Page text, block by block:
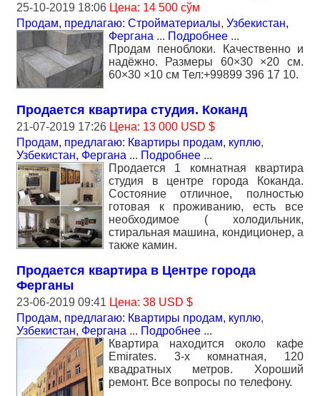
25-10-2019 18:06 Цена: 14 500 сўм
Продам, предлагаю: Стройматериалы, Узбекистан,
Фергана ... Подробнее ...
Продам пеноблоки. Качественно и
надёжно. Размеры 60×30 ×20 см.
60×30 ×10 см Тел:+99899 396 17 10.
Продается квартира студия. Коканд
21-07-2019 17:26 Цена: 13 000 USD $
Продам, предлагаю: Квартиры продам, куплю,
Узбекистан, Фергана ... Подробнее ...
Продается 1 комнатная квартира
студия в центре города Коканда.
Состояние отличное, полностью
готовая к проживанию, есть все
необходимое ( холодильник,
стиральная машина, кондиционер, а
также камин.
Продается квартира в Центре города
Ферганы
23-06-2019 09:41 Цена: 38 USD $
Продам, предлагаю: Квартиры продам, куплю,
Узбекистан, Фергана ... Подробнее ...
Квартира находится около кафе
Emirates. 3-х комнатная, 120
квадратных метров. Хороший
ремонт. Все вопросы по телефону.